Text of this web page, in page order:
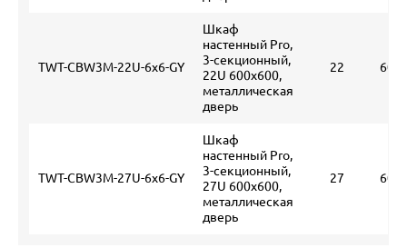
TWT-CBW3M-22U-6x6-GY
Шкаф
настенный Pro,
3-секционный,
22U 600x600,
металлическая
дверь
22
TWT-CBW3M-27U-6x6-GY
Шкаф
настенный Pro,
3-секционный,
27U 600x600,
металлическая
дверь
27